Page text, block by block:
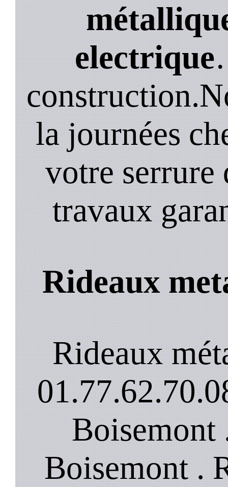
electrique
la journées
votre serrure
travaux
Rideaux
Rideaux
Boisemont
Boisemont .